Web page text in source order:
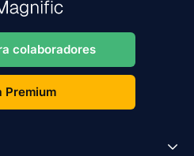
colaboradores
Premium